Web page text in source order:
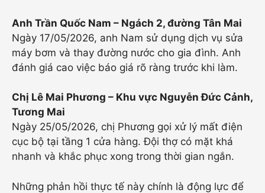
Anh Trần Quốc Nam – Ngách 2, đường Tân Mai
Ngày 17/05/2026, anh Nam sử dụng dịch vụ sửa
máy bơm và thay đường nước cho gia đình. Anh
đánh giá cao việc báo giá rõ ràng trước khi làm.
Chị Lê Mai Phương – Khu vực Nguyễn Đức Cảnh,
Tương Mai
Ngày 25/05/2026, chị Phương gọi xử lý mất điện
cục bộ tại tầng 1 cửa hàng. Đội thợ có mặt khá
nhanh và khắc phục xong trong thời gian ngắn.
Những phản hồi thực tế này chính là động lực để